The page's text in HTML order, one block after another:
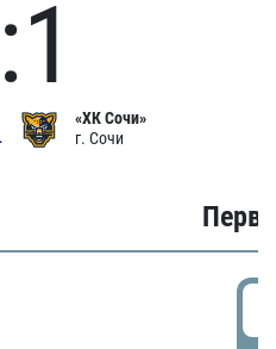
«ХК Сочи»
г. Сочи